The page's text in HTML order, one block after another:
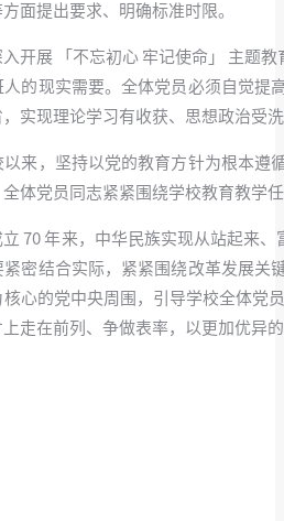
面提出要求、明确标准时限。
入开展 「不忘初心 牢记使命」 主题
的现实需要。全体党员必须自觉
实现理论学习有收获、思想政治受
以来，坚持以党的教育方针为根本遵
体党员同志紧紧围绕学校教育教学
立 70 年来，中华民族实现从站起来
密结合实际，紧紧围绕改革发展
心的党中央周围，引导学校全体党
走在前列、争做表率，以更加优异